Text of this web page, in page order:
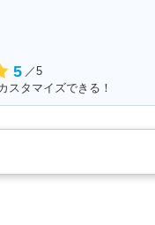
5 ／5
スタマイズできる！